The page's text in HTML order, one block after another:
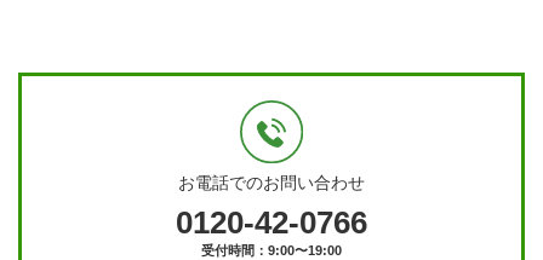
お電話でのお問い合わせ
0120-42-0766
受付時間：9:00〜19:00